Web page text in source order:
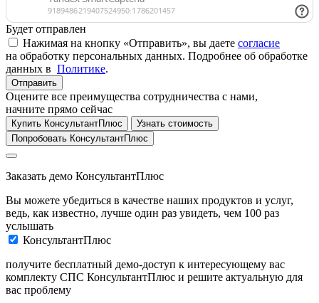
Будет отправлен
Нажимая на кнопку «Отправить», вы даете согласие
на обработку персональных данных. Подробнее об обработке
данных в Политике.
Отправить
Оцените все преимущества сотрудничества с нами,
начните прямо сейчас
Купить КонсультантПлюс
Узнать стоимость
Попробовать КонсультантПлюс
Заказать демо КонсультантПлюс
Вы можете убедиться в качестве наших продуктов и услуг,
ведь, как известно, лучше один раз увидеть, чем 100 раз
услышать
КонсультантПлюс
получите бесплатный демо-доступ к интересующему вас
комплекту СПС КонсультантПлюс и решите актуальную для
вас проблему